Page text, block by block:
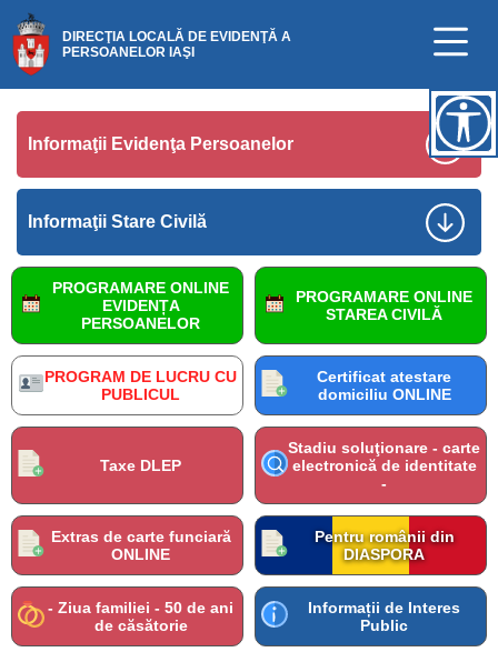
DIRECŢIA LOCALĂ DE EVIDENŢĂ A
PERSOANELOR IAŞI
Informaţii Evidenţa Persoanelor
Informaţii Stare Civilă
PROGRAM DE LUCRU CU
PUBLICUL
PROGRAMARE ONLINE
EVIDENȚA
PERSOANELOR
PROGRAMARE ONLINE
STAREA CIVILĂ
Certificat atestare
domiciliu ONLINE
Taxe DLEP
Stadiu soluţionare - carte
electronică de identitate
-
Extras de carte funciară
ONLINE
Pentru românii din
DIASPORA
- Ziua familiei - 50 de ani
de căsătorie
Informații de Interes
Public